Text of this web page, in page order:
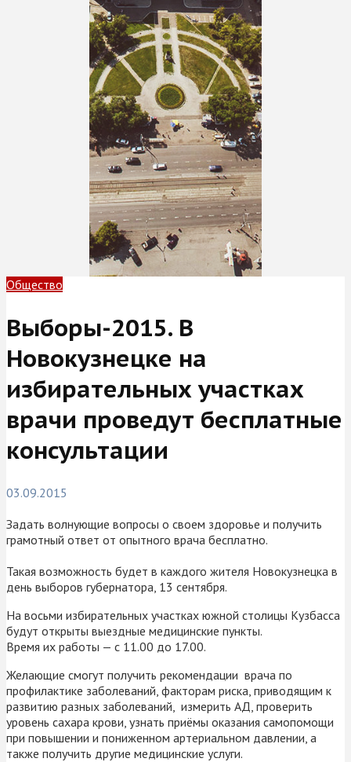
Общество
Выборы-2015. В
Новокузнецке на
избирательных участках
врачи проведут бесплатные
консультации
03.09.2015
Задать волнующие вопросы о своем здоровье и получить
грамотный ответ от опытного врача бесплатно.
Такая возможность будет в каждого жителя Новокузнецка в
день выборов губернатора, 13 сентября.
На восьми избирательных участках южной столицы Кузбасса
будут открыты выездные медицинские пункты.
Время их работы — с 11.00 до 17.00.
Желающие смогут получить рекомендации врача по
профилактике заболеваний, факторам риска, приводящим к
развитию разных заболеваний, измерить АД, проверить
уровень сахара крови, узнать приёмы оказания самопомощи
при повышении и пониженном артериальном давлении, а
также получить другие медицинские услуги.